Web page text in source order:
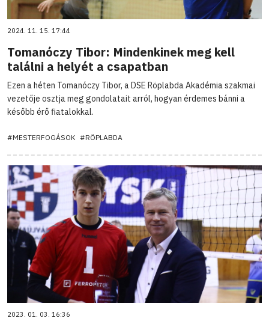
2024. 11. 15. 17:44
Tomanóczy Tibor: Mindenkinek meg kell
találni a helyét a csapatban
Ezen a héten Tomanóczy Tibor, a DSE Röplabda Akadémia szakmai
vezetője osztja meg gondolatait arról, hogyan érdemes bánni a
később érő fiatalokkal.
#MESTERFOGÁSOK #RÖPLABDA
2023. 01. 03. 16:36